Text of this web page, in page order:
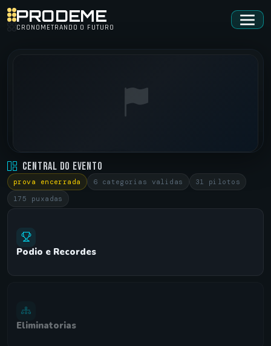
PRODEME
CRONOMETRANDO O FUTURO
REI DA RADIAL • 7ª EDIÇÃO
XANADU • 31/07/2022
Central do Evento
prova encerrada 6 categorias validas
31 pilotos
175 puxadas
Podio e Recordes
Eliminatorias